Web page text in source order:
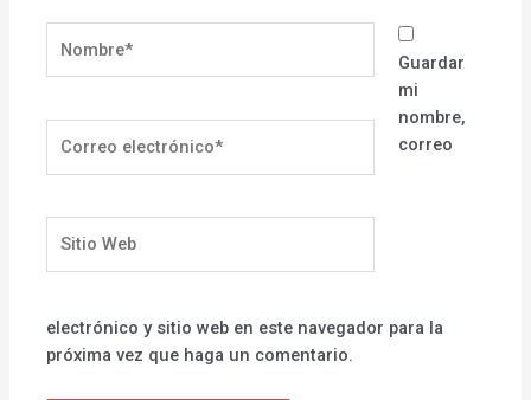
electrónico*
Web
Guardar
mi
nombre,
correo
electrónico y sitio web en este navegador para la
próxima vez que haga un comentario.